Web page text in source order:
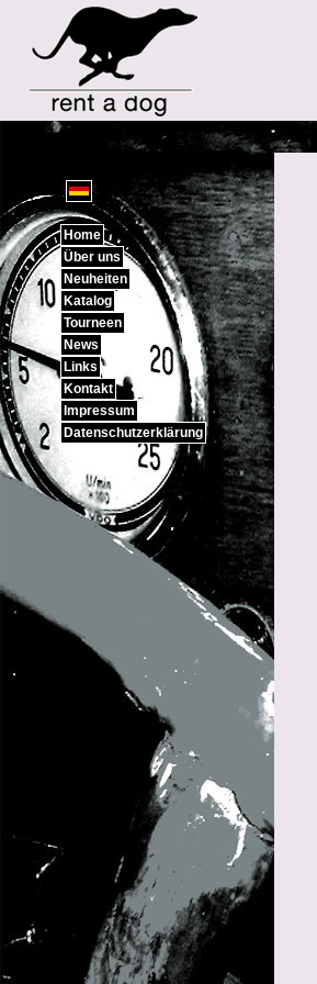
Home
Über uns
Neuheiten
Katalog
Tourneen
News
Links
Kontakt
Impressum
Datenschutzerklärung